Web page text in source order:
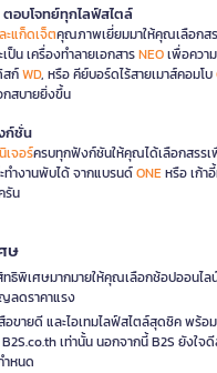
ตอบโจทย์ทุกไลฟ์สไตล์
ะแก็ดเจ็ตคุณภาพเยี่ยมมาให้คุณเลือกส
ป็น เครื่องทำลายเอกสารNEOเพื่อควา
สก์WD, หรือ คีย์บอร์ดไร้สายเมาส์คอมโบ
กสบายยิ่งขึ้น
ก์ชั่น
เจอร์ครบทุกฟังก์ชันให้คุณได้เลือกสรร
ทำงานพับได้ จากแบรนด์ONEหรือ เก้า
รัน
ษ
ทธิพิเศษมากมายให้คุณเลือกช้อปออนไล
ลดราคาแรง
อขายดี และไอเทมไลฟ์สไตล์สุดชิค พร้
เท่านั้น นอกจากนี้ B2S ยังใจ
หนด